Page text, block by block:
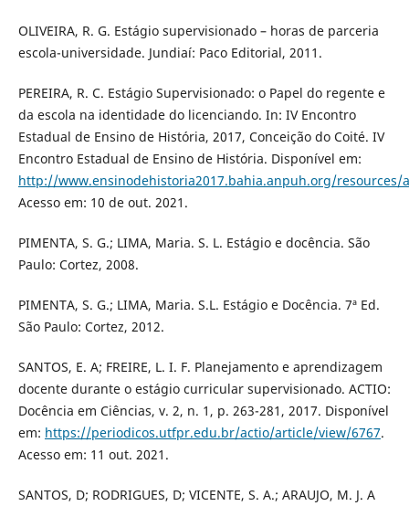
OLIVEIRA, R. G. Estágio supervisionado – horas de parceria
escola-universidade. Jundiaí: Paco Editorial, 2011.
PEREIRA, R. C. Estágio Supervisionado: o Papel do regente e
da escola na identidade do licenciando. In: IV Encontro
Estadual de Ensino de História, 2017, Conceição do Coité. IV
Encontro Estadual de Ensino de História. Disponível em:
http://www.ensinodehistoria2017.bahia.anpuh.org/resources/
Acesso em: 10 de out. 2021.
PIMENTA, S. G.; LIMA, Maria. S. L. Estágio e docência. São
Paulo: Cortez, 2008.
PIMENTA, S. G.; LIMA, Maria. S.L. Estágio e Docência. 7ª Ed.
São Paulo: Cortez, 2012.
SANTOS, E. A; FREIRE, L. I. F. Planejamento e aprendizagem
docente durante o estágio curricular supervisionado. ACTIO:
Docência em Ciências, v. 2, n. 1, p. 263-281, 2017. Disponível
em: https://periodicos.utfpr.edu.br/actio/article/view/6767.
Acesso em: 11 out. 2021.
SANTOS, D; RODRIGUES, D; VICENTE, S. A.; ARAUJO, M. J. A